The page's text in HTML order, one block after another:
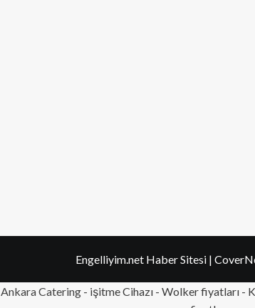
Engelliyim.net Haber Sitesi |
Ankara Catering - işitme Cihazı - Wolker fiyatları -